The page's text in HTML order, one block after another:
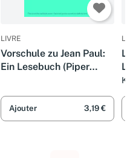
LIVRE
Vorschule zu Jean Paul:
Ein Lesebuch (Piper
Ajouter 3,19 €